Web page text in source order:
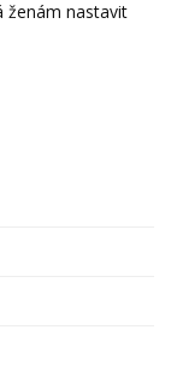
ženám nastavit